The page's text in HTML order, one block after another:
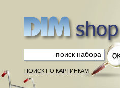
ПОИСК ПО КАРТИНКАМ